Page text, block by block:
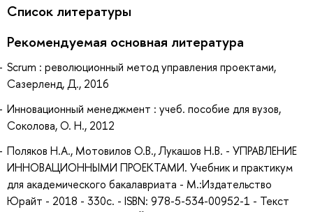
Список литературы
Рекомендуемая основная литература
Scrum : революционный метод управления проектами,
Сазерленд, Д., 2016
Инновационный менеджмент : учеб. пособие для вузов,
Соколова, О. Н., 2012
Поляков Н.А., Мотовилов О.В., Лукашов Н.В. - УПРАВЛЕНИЕ
ИННОВАЦИОННЫМИ ПРОЕКТАМИ. Учебник и практикум
для академического бакалавриата - М.:Издательство
Юрайт - 2018 - 330с. - ISBN: 978-5-534-00952-1 - Текст